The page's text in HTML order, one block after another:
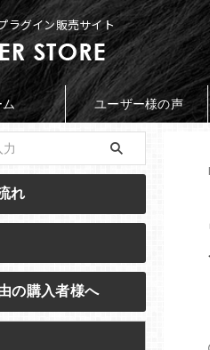
ラグイン販売サイト
ム ユーザー様の声
れ
の購入者様へ